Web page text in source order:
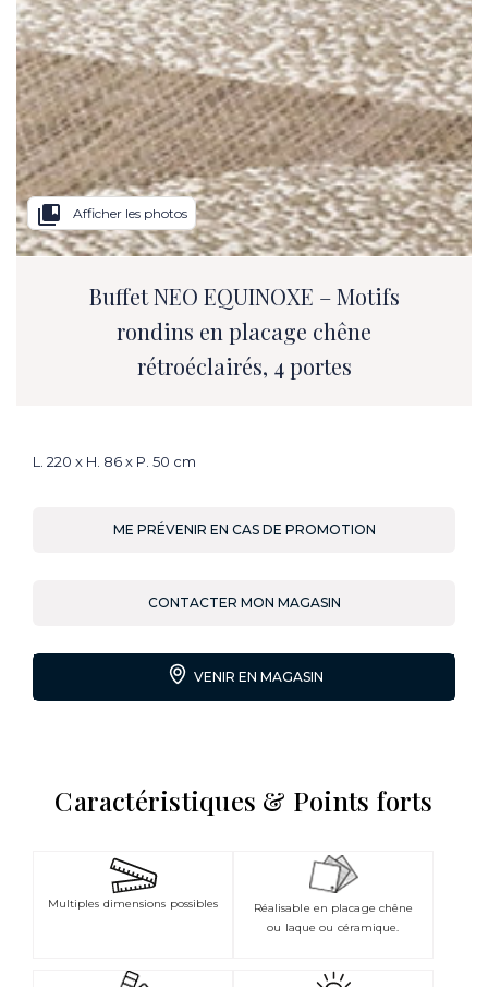
collections_bookmark Afficher les photos
Buffet NEO EQUINOXE – Motifs
rondins en placage chêne
rétroéclairés, 4 portes
L. 220 x H. 86 x P. 50 cm
ME PRÉVENIR EN CAS DE PROMOTION
CONTACTER MON MAGASIN
VENIR EN MAGASIN
Caractéristiques & Points forts
Multiples dimensions possibles
Réalisable en placage chêne
ou laque ou céramique.